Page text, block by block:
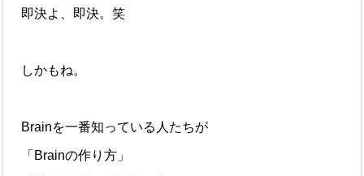
即決よ、即決。笑
しかもね。
Brainを一番知っている人たちが
「Brainの作り方」